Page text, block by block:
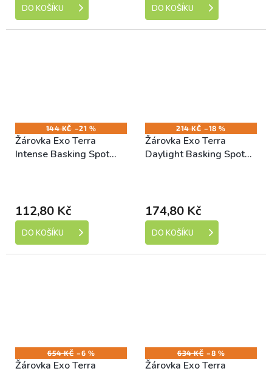
DO KOŠÍKU DO KOŠÍKU
144 KČ –21 %
Žárovka Exo Terra
Intense Basking Spot
112,80 Kč
DO KOŠÍKU
214 KČ –18 %
Žárovka Exo Terra
Daylight Basking Spot
174,80 Kč
DO KOŠÍKU
654 KČ –6 %
Žárovka Exo Terra
634 KČ –8 %
Žárovka Exo Terra